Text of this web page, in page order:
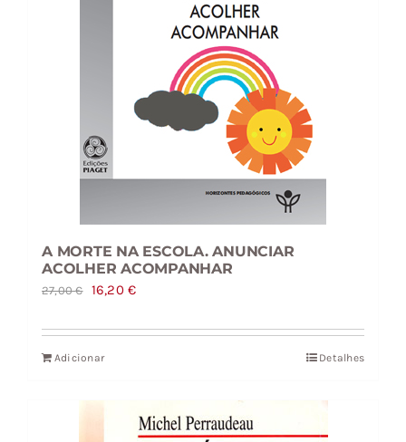
A MORTE NA ESCOLA. ANUNCIAR
ACOLHER ACOMPANHAR
27,00€
O
original
era:
16,20€O
atual
Adicionar Detalhes